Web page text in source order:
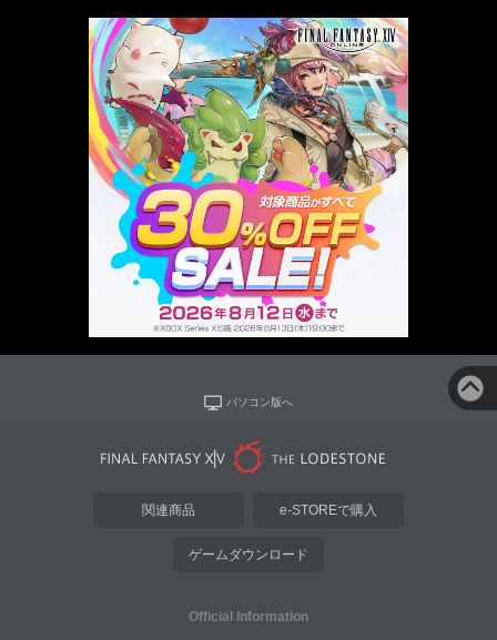
パソコン版へ
関連商品 e-STOREで購入
ゲームダウンロード
Official Information